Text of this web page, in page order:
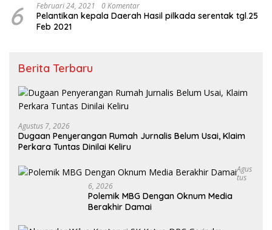
6 Februari 24, 2021 0 Komentar
Pelantikan kepala Daerah Hasil pilkada serentak tgl.25
Feb 2021
Berita Terbaru
Agustus 7, 2026
Dugaan Penyerangan Rumah Jurnalis Belum Usai, Klaim
Perkara Tuntas Dinilai Keliru
Agus
Tus
6, 2026
Polemik MBG Dengan Oknum Media
Berakhir Damai